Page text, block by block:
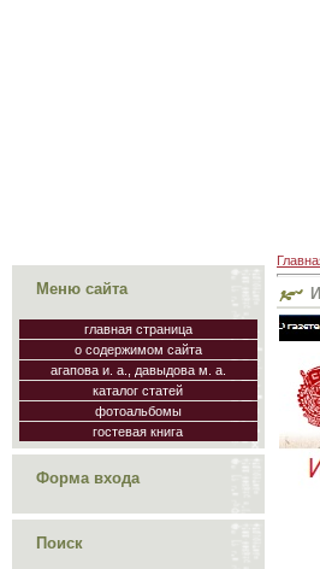
Меню сайта
главная страница
о содержимом сайта
агапова и. а., давыдова м. а.
каталог статей
фотоальбомы
гостевая книга
Форма входа
Поиск